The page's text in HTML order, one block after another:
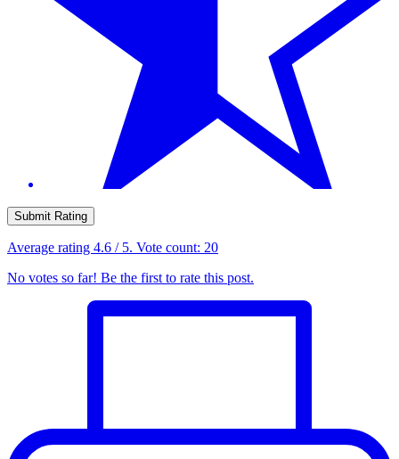
Submit Rating
Average rating 4.6 / 5. Vote count: 20
No votes so far! Be the first to rate this post.